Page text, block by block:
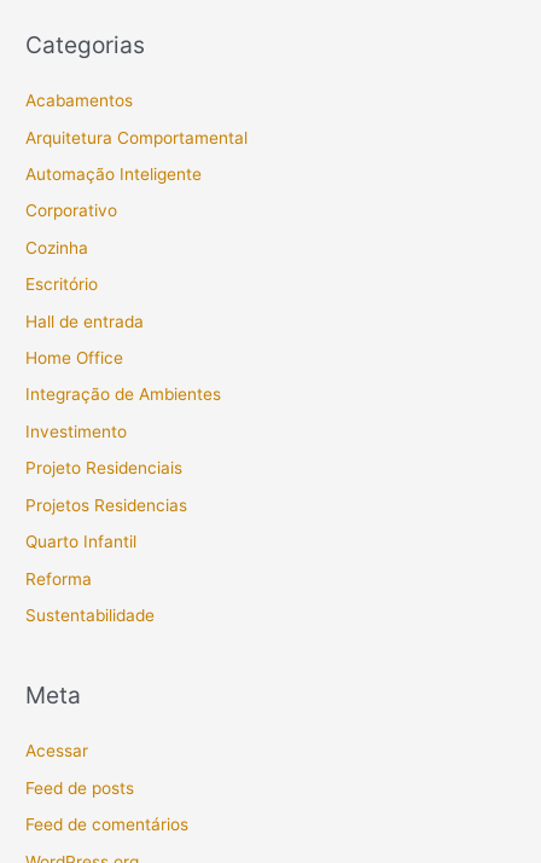
Categorias
Acabamentos
Arquitetura Comportamental
Automação Inteligente
Corporativo
Cozinha
Escritório
Hall de entrada
Home Office
Integração de Ambientes
Investimento
Projeto Residenciais
Projetos Residencias
Quarto Infantil
Reforma
Sustentabilidade
Meta
Acessar
Feed de posts
Feed de comentários